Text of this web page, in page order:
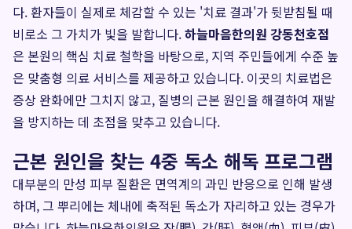
다. 환자들이 실제로 체감할 수 있는 '치료 결과'가 뒷받침될 때
비로소 그 가치가 빛을 발합니다.하늘마음한의원 강동천호점
은 본원의 핵심 치료 철학을 바탕으로, 지역 주민들에게 수준 높
은 맞춤형 의료 서비스를 제공하고 있습니다. 이곳의 치료법은
증상 완화에만 그치지 않고, 질병의 근본 원인을 해결하여 재발
을 방지하는 데 초점을 맞추고 있습니다.
근본 원인을 찾는 4중 독소 해독 프로그램
대부분의 만성 피부 질환은 면역계의 과민 반응으로 인해 발생
하며, 그 뿌리에는 체내에 축적된 독소가 자리하고 있는 경우가